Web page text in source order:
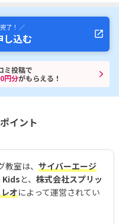
了！ ／
し込む
ミ投稿で
円分がもらえる！
イント
室は、 サイバーエージ
Kids と、 株式会社スプリッ
オによって運営されてい